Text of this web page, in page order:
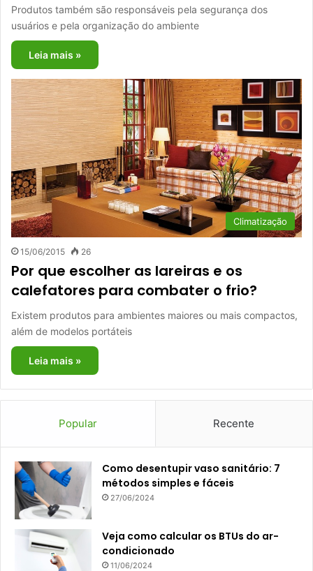
Produtos também são responsáveis pela segurança dos
usuários e pela organização do ambiente
Leia mais »
Climatização
15/06/2015 26
Por que escolher as lareiras e os
calefatores para combater o frio?
Existem produtos para ambientes maiores ou mais compactos,
além de modelos portáteis
Leia mais »
Popular Recente
Como desentupir vaso sanitário: 7
métodos simples e fáceis
27/06/2024
Veja como calcular os BTUs do ar-
condicionado
11/06/2024